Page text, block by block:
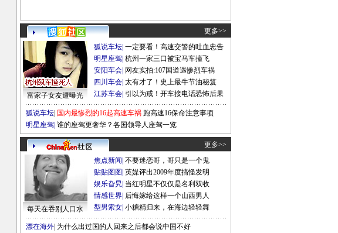
更多>>
富家子女友遭曝光
狐说车坛 一定要看！高速交警的吐血忠告
明星座驾 杭州一家三口被宝马车撞飞
安阳车会 网友实拍:107国道遇惨烈车祸
四川车会 太有才了！史上最牛节油秘笈
江苏车会 引以为戒！开车接电话恐怖后果
狐说车坛 国内最惨烈的16起高速车祸 跑高速16保命注意事项
明星座驾 谁的座驾更奢华？各国领导人座驾一览
更多>>
每天在吞别人口水
焦点新闻 不要迷恋哥，哥只是一个鬼
贴贴图图 英媒评出2009年度搞怪发明
娱乐旮旯 当红明星不仅仅是名利双收
情感世界 后悔嫁给这样一个山西男人
型男索女 小糖精归来，在海边轻轻舞
漂在海外 为什么出过国的人回来之后都会说中国不好